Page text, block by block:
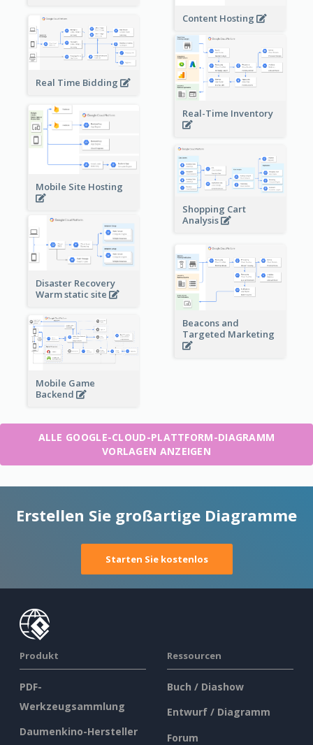
Content Hosting
Real Time Bidding
Real-Time Inventory
Mobile Site Hosting
Shopping Cart
Analysis
Disaster Recovery
Warm static site
Beacons and
Targeted Marketing
Mobile Game
Backend
ALLE GOOGLE-CLOUD-PLATTFORM-DIAGRAMM
VORLAGEN ANZEIGEN
Erstellen Sie großartige Diagramme
Starten Sie kostenlos
Produkt
PDF-
Werkzeugsammlung
Daumenkino-Hersteller
Ressourcen
Buch / Diashow
Entwurf / Diagramm
Forum